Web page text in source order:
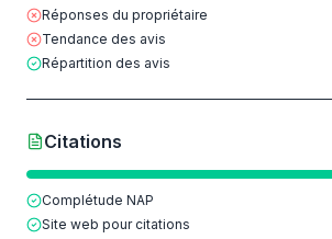
Réponses du propriétaire
Tendance des avis
Répartition des avis
Citations
Complétude NAP
Site web pour citations